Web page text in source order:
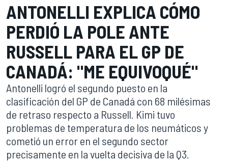
ANTONELLI EXPLICA CÓMO
PERDIÓ LA POLE ANTE
RUSSELL PARA EL GP DE
CANADÁ: "ME EQUIVOQUÉ"
Antonelli logró el segundo puesto en la
clasificación del GP de Canadá con 68 milésimas
de retraso respecto a Russell. Kimi tuvo
problemas de temperatura de los neumáticos y
cometió un error en el segundo sector
precisamente en la vuelta decisiva de la Q3.